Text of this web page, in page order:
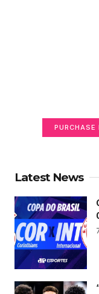
PURCHASE
Latest News